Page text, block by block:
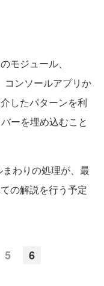
モジュール、
コンソールアプリか
したパターンを利
ーを埋め込むこと
わりの処理が、最
の解説を行う予定
5 6